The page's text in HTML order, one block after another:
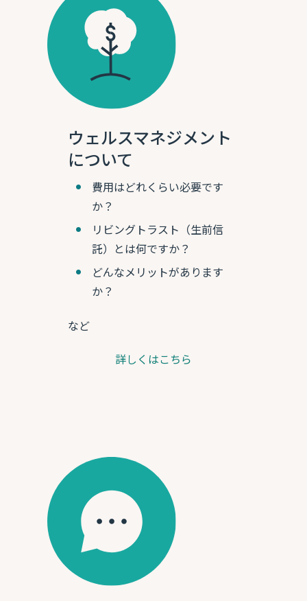
ウェルスマネジメント
について
費用はどれくらい必要です
か？
リビングトラスト（生前信
託）とは何ですか？
どんなメリットがあります
か？
など
詳しくはこちら